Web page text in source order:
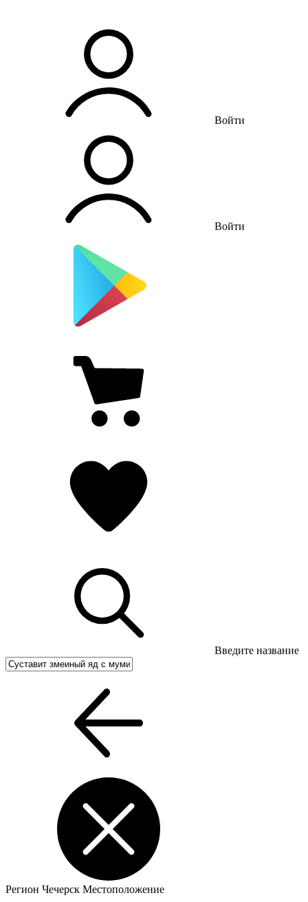
Войти
Войти
Введите название
Регион Чечерск Местоположение